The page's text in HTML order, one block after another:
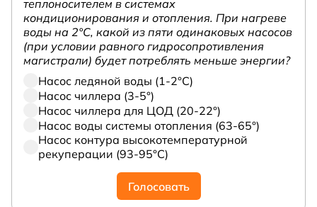
теплоносителем в системах
кондиционирования и отопления. При нагреве
воды на 2°С, какой из пяти одинаковых насосов
(при условии равного гидросопротивления
магистрали) будет потреблять меньше энергии?
Насос ледяной воды (1-2°С)
Насос чиллера (3-5°)
Насос чиллера для ЦОД (20-22°)
Насос воды системы отопления (63-65°)
Насос контура высокотемпературной
рекуперации (93-95°С)
Голосовать